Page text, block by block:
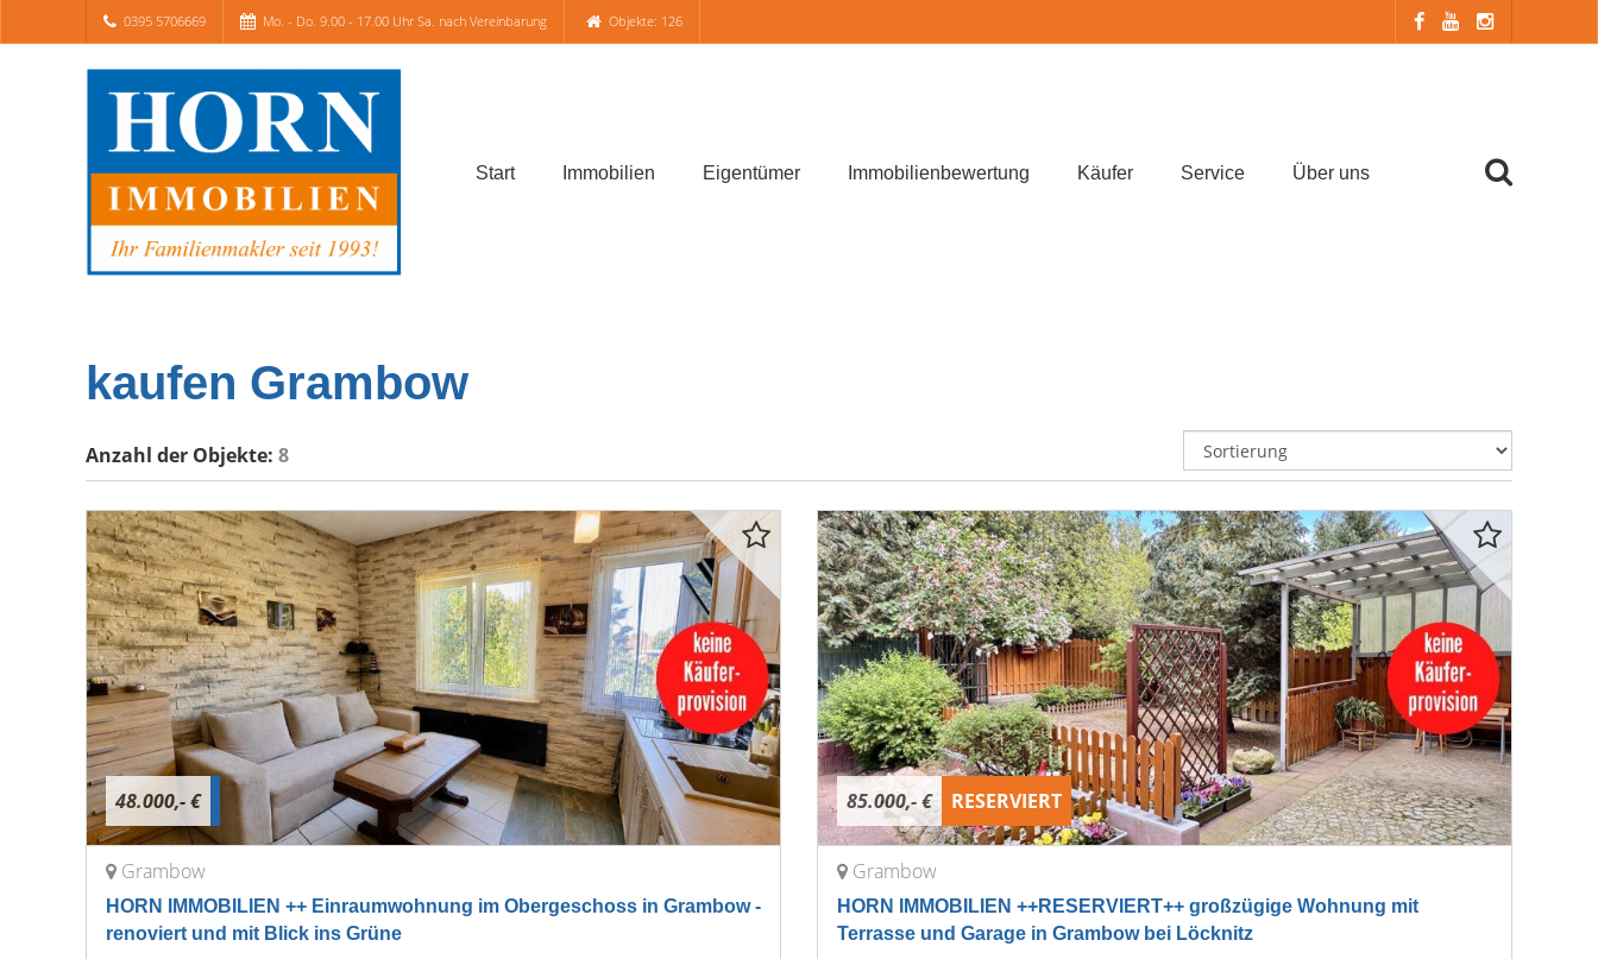
0395 5706669 Mo. - Do. 9.00 - 17.00 Uhr Sa. nach Vereinbarung Objekte: 126
Start Immobilien Eigentümer Immobilienbewertung Käufer Service Über uns
kaufen Grambow
Anzahl der Objekte: 8
48.000,- €
Grambow
HORN IMMOBILIEN ++ Einraumwohnung im Obergeschoss in Grambow -
renoviert und mit Blick ins Grüne
85.000,- € RESERVIERT
Grambow
HORN IMMOBILIEN ++RESERVIERT++ großzügige Wohnung mit
Terrasse und Garage in Grambow bei Löcknitz